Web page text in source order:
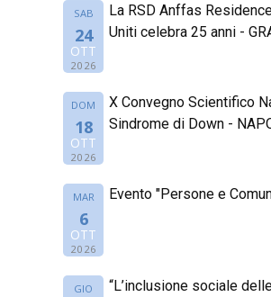
SAB
24
OTT
2026
La RSD Anffas
Uniti celebra 25 anni -
DOM
18
OTT
2026
X Convegno Scientifico
Sindrome di Down -
MAR
6
OTT
2026
Evento "Persone e
GIO
“L’inclusione sociale